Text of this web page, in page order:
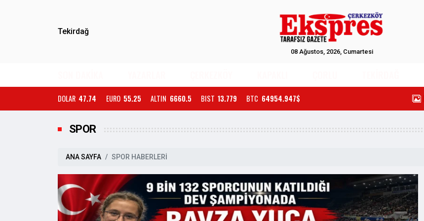
Tekirdağ
08 Ağustos, 2026, Cumartesi
DOLAR 47.74 EURO 55.25 ALTIN 6660.5 BIST 13.779 BTC 64954.947$
SPOR
ANA SAYFA SPOR HABERLERİ